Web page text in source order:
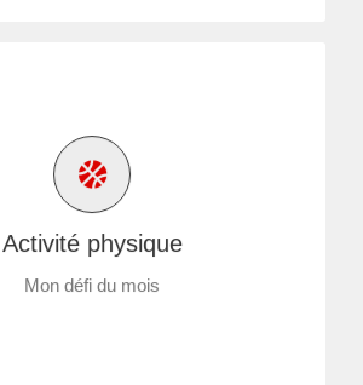
Activité physique
Mon défi du mois